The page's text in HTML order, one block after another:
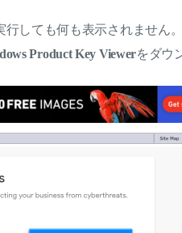
しても何も表示されません。
Product Key Viewerをダウ